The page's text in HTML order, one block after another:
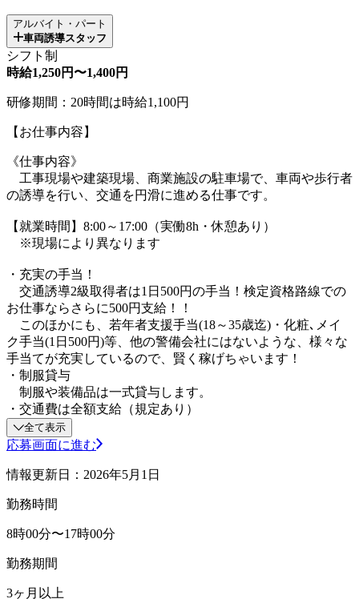
アルバイト・パート
車両誘導スタッフ
シフト制
時給1,250円〜1,400円
研修期間：20時間は時給1,100円
【お仕事内容】
《仕事内容》
工事現場や建築現場、商業施設の駐車場で、車両や歩行者
の誘導を行い、交通を円滑に進める仕事です。
【就業時間】8:00～17:00（実働8h・休憩あり）
※現場により異なります
・充実の手当！
交通誘導2級取得者は1日500円の手当！検定資格路線での
お仕事ならさらに500円支給！！
このほかにも、若年者支援手当(18～35歳迄)・化粧､メイ
ク手当(1日500円)等、他の警備会社にはないような、様々な
手当てが充実しているので、賢く稼げちゃいます！
・制服貸与
制服や装備品は一式貸与します。
・交通費は全額支給（規定あり）
全て表示
応募画面に進む
情報更新日：2026年5月1日
勤務時間
8時00分〜17時00分
勤務期間
3ヶ月以上